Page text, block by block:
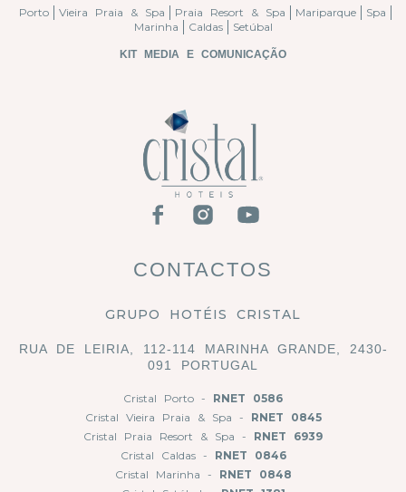
CONTACTOS
GRUPO HOTÉIS CRISTAL
RUA DE LEIRIA, 112-114 MARINHA GRANDE, 2430-
091 PORTUGAL
Cristal Porto - RNET 0586
Cristal Vieira Praia & Spa - RNET 0845
Cristal Praia Resort & Spa - RNET 6939
Cristal Caldas - RNET 0846
Cristal Marinha - RNET 0848
Porto Vieira Praia & Spa Praia Resort & Spa Mariparque
Spa
Marinha
Caldas Setúbal
KIT MEDIA E COMUNICAÇÃO